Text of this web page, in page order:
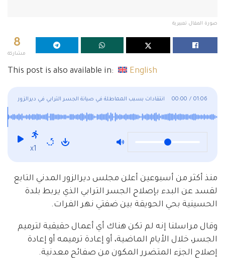
صورة المقال تعبيرية
8
مشاركة
This post is also available in: English
انتقادات بسبب المماطلة في صيانة الجسر الترابي في ديرالزور 00:00 / 01:06
x1
منذ أكثر من أسبوعين أعلن مجلس ديرالزور المدني التابع
لقسد عن البدء بإصلاح الجسر الترابي الذي يربط بلدة
الحسينية بحي الحويقة بين ضفتي نهر الفرات.
وقال مراسلنا إنه لم تكن هناك أي أعمال حقيقية لترميم
الجسر، خلال الأيام الماضية، أو إعادة ترميمه أو إعادة
إصلاح الجزء المتضرر المكون من صفائح معدنية.